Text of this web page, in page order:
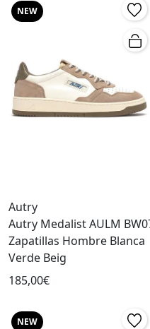
NEW
Autry
Autry Medalist AULM
Zapatillas Hombre Blanca
Verde Beig
185,00€
NEW